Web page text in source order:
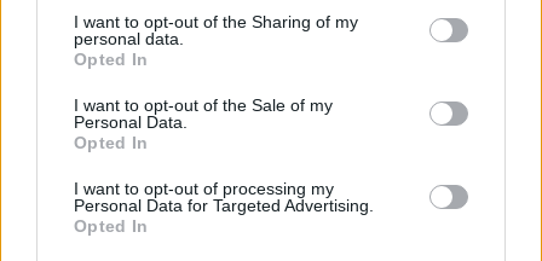
I want to opt-out of the Sharing of my
personal data.
Opted In
I want to opt-out of the Sale of my
Personal Data.
Opted In
I want to opt-out of processing my
Personal Data for Targeted Advertising.
Opted In
Soft touch coloured 4248
Φούξια
Σειρά:SOFT TOUCH COLOURED
Περιγραφή:
Επαγγελματική συνθετική τρίχα, ανθεκτική στην
θερμότητα.
Ξύλινη λαβή με επίστρωση καουτσούκ.